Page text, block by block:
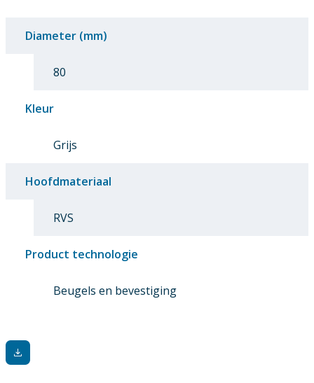
Diameter (mm)
80
Kleur
Grijs
Hoofdmateriaal
RVS
Product technologie
Beugels en bevestiging